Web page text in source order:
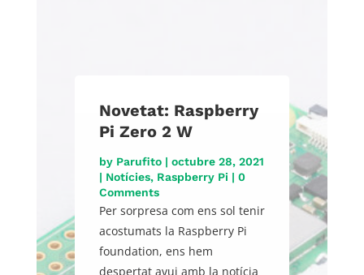
Novetat: Raspberry
Pi Zero 2 W
by Parufito| octubre 28, 2021
| Notícies, Raspberry Pi | 0
Comments
Per sorpresa com ens sol tenir
acostumats la Raspberry Pi
foundation, ens hem
despertat avui amb la notícia